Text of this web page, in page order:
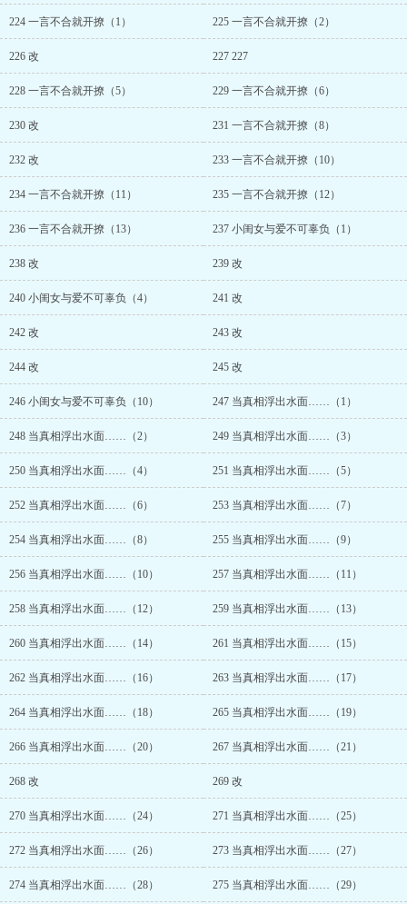
224 一言不合就开撩（1） 225 一言不合就开撩（2）
226 改 227 227
228 一言不合就开撩（5） 229 一言不合就开撩（6）
230 改 231 一言不合就开撩（8）
232 改 233 一言不合就开撩（10）
234 一言不合就开撩（11） 235 一言不合就开撩（12）
236 一言不合就开撩（13） 237 小闺女与爱不可辜负（1）
238 改 239 改
240 小闺女与爱不可辜负（4） 241 改
242 改 243 改
244 改 245 改
246 小闺女与爱不可辜负（10） 247 当真相浮出水面……（1）
248 当真相浮出水面……（2） 249 当真相浮出水面……（3）
250 当真相浮出水面……（4） 251 当真相浮出水面……（5）
252 当真相浮出水面……（6） 253 当真相浮出水面……（7）
254 当真相浮出水面……（8） 255 当真相浮出水面……（9）
256 当真相浮出水面……（10） 257 当真相浮出水面……（11）
258 当真相浮出水面……（12） 259 当真相浮出水面……（13）
260 当真相浮出水面……（14） 261 当真相浮出水面……（15）
262 当真相浮出水面……（16） 263 当真相浮出水面……（17）
264 当真相浮出水面……（18） 265 当真相浮出水面……（19）
266 当真相浮出水面……（20） 267 当真相浮出水面……（21）
268 改 269 改
270 当真相浮出水面……（24） 271 当真相浮出水面……（25）
272 当真相浮出水面……（26） 273 当真相浮出水面……（27）
274 当真相浮出水面……（28） 275 当真相浮出水面……（29）